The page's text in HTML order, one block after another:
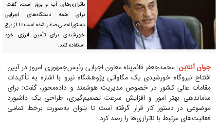
ناترازی‌های آب و برق است، گفت:
برای همه دستگاه‌های اجرایی
دستورالعملی صادر شده است تا از برق
خورشیدی برای تأمین انرژی خود
استفاده کنند.
جوان آنلاین: محمدجعفر قائم‌پناه معاون اجرایی رئیس‌جمهوری امروز در آیین
افتتاح نیروگاه خورشیدی یک مگاواتی پژوهشگاه نیرو با اشاره به تأکیدات
مقامات عالی کشور در خصوص مدیریت هوشمند و داده‌محور، گفت: برای
ساماندهی بهتر امور و افزایش سرعت تصمیم‌گیری، طراحی یک داشبورد
موضوعی در دستور کار قرار گرفته است تا بتوان به‌صورت برخط تمامی
فعالیت‌های مرتبط با ناترازی‌ها را رصد کرد.